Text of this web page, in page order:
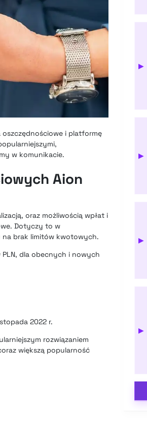
i platformę
w komunikacie.
Aion
oraz możliwością wpłat i
Dotyczy to w
na brak limitów kwotowych.
dla obecnych i nowych
2022 r.
rozwiązaniem
większą popularność
▶
▶
▶
▶